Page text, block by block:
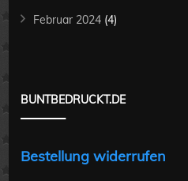
Februar 2024 (4)
BUNTBEDRUCKT.DE
Bestellung widerrufen